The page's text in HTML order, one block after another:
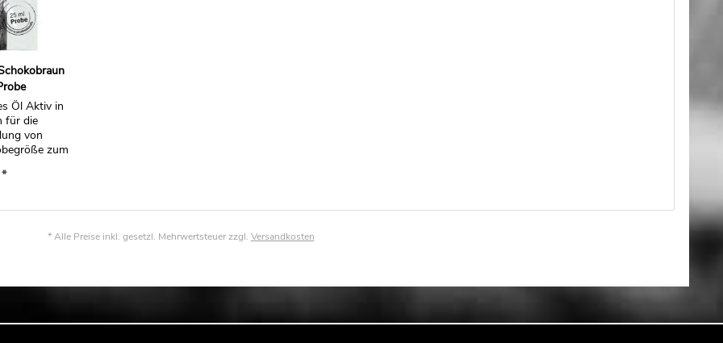
Öl Aktiv in
für die
von
zum
* Alle Preise inkl. gesetzl. Mehrwertsteuer zzgl. Versandkosten